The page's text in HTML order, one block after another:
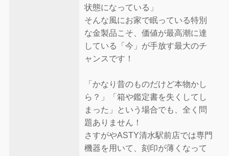
状態になっている」
そんな風にお家で眠っている特別
な金製品こそ、価値が最高潮に達
している「今」が手放す最大のチ
ャンスです！
「かなり昔のものだけど本物かし
ら？」「箱や鑑定書を失くしてし
まった」という場合でも、全く問
題ありません！
さすがやASTY清水駅前店では専門
機器を用いて、刻印が薄くなって